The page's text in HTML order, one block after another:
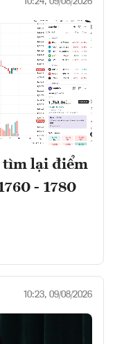
tìm lại điểm
- 1780
10:23, 09/08/2026